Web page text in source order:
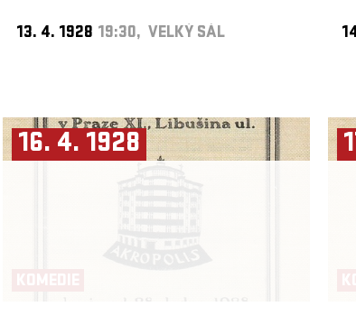
13. 4. 1928 19:30, VELKÝ SÁL
16. 4. 1928